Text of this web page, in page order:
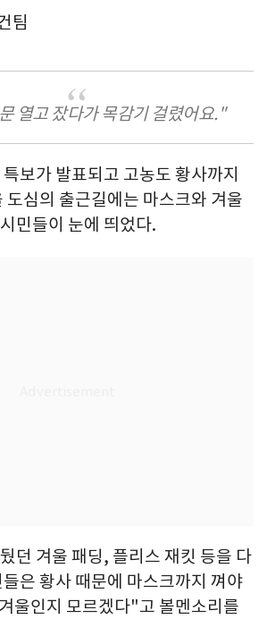
팀
열고 잤다가 목감기 걸렸어요."
보가 발표되고 고농도 황사까지
도심의 출근길에는 마스크와 겨울
민들이 눈에 띄었다.
던 겨울 패딩, 플리스 재킷 등을 다
은 황사 때문에 마스크까지 껴야
울인지 모르겠다"고 볼멘소리를